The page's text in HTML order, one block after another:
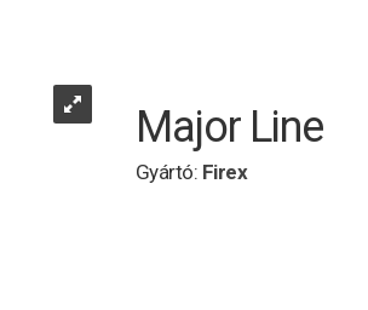
Major Line
Gyártó: Firex